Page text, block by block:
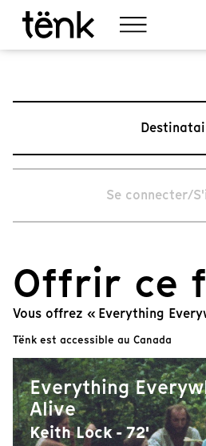
Se connecter/
Offrir ce
Vous offrez « Everything
Tënk est accessible au Canada
Everything
Alive
Keith Lock - 72'